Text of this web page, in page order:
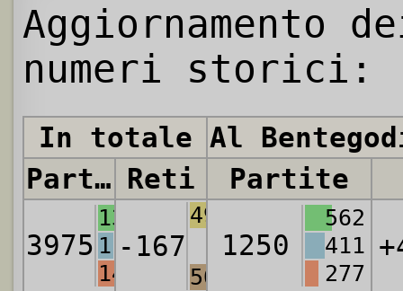
Aggiornamento
numeri storici:
In totale Al
Partite Reti Partite
3975
1380
1180
1415
-167
4909
5076
1250
562
411
277